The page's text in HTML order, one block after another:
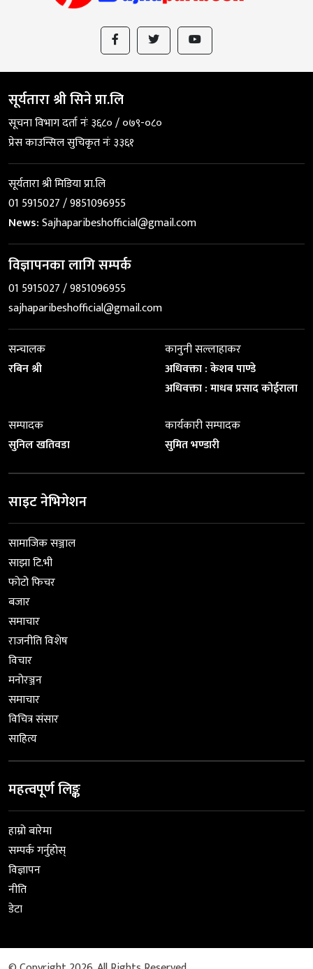
सूर्यतारा श्री सिने प्रा.लि
सूचना विभाग दर्ता नंः ३६८० / ०७९-०८०
प्रेस काउन्सिल सुचिकृत नंः ३३६१
सूर्यतारा श्री मिडिया प्रा.लि
01 5915027 / 9851096955
News:Sajhaparibeshofficial@gmail.com
विज्ञापनका लागि सम्पर्क
01 5915027 / 9851096955
sajhaparibeshofficial@gmail.com
सन्चालक
रबिन श्री
कानुनी सल्लाहाकर
अधिवक्ता : केशब पाण्डे
अधिवक्ता : माधब प्रसाद कोईराला
सम्पादक
सुनिल खतिवडा
कार्यकारी सम्पादक
सुमित भण्डारी
साइट नेभिगेशन
सामाजिक सञ्जाल
साझा टि.भी
फोटो फिचर
बजार
समाचार
राजनीति विशेष
विचार
मनोरञ्जन
समाचार
विचित्र संसार
साहित्य
महत्वपूर्ण लिङ्क
हाम्रो बारेमा
सम्पर्क गर्नुहोस्
विज्ञापन
नीति
डेटा